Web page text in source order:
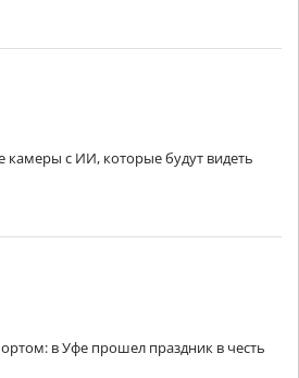
камеры с ИИ, которые будут видеть
в Уфе прошел праздник в честь